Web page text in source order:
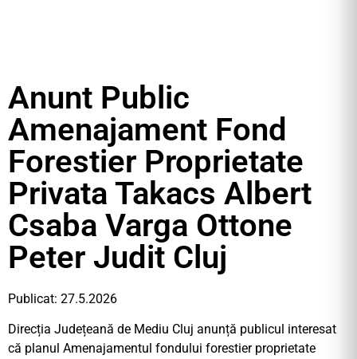
Anunt Public
Amenajament Fond
Forestier Proprietate
Privata Takacs Albert
Csaba Varga Ottone
Peter Judit Cluj
Publicat: 27.5.2026
Direcția Județeană de Mediu Cluj anunță publicul interesat
că planul Amenajamentul fondului forestier proprietate